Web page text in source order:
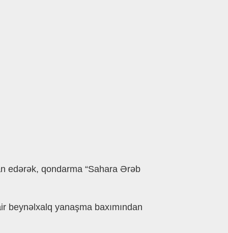
edǝrǝk, qondarma “Sahara Ərǝb
beynǝlxalq yanaşma baxımından